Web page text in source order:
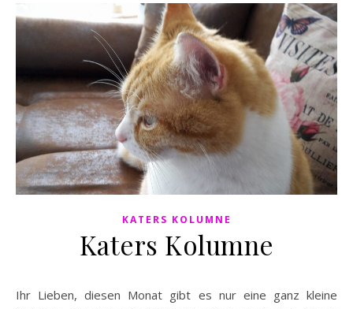
KATERS KOLUMNE
Katers Kolumne
Ihr Lieben, diesen Monat gibt es nur eine ganz kleine